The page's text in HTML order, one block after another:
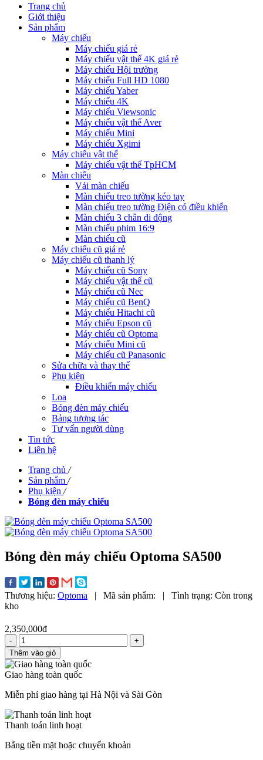
Trang chủ
Giới thiệu
Sản phẩm
Máy chiếu
Máy chiếu giá rẻ
Máy chiếu vật thể 4K giá rẻ
Máy chiếu Hội trường
Máy chiếu Full HD 1080
Máy chiếu Yaber
Máy chiếu 4K
Máy chiếu Viewsonic
Máy chiếu vật thể Aver
Máy chiếu Mini
Máy chiếu Xgimi
Máy chiếu vật thể
Máy chiếu vật thể TpHCM
Màn chiếu
Vải màn chiếu
Màn chiếu treo tường kéo tay
Màn chiếu treo tường Điện có điều khiển
Màn chiếu 3 chân di động
Màn chiếu phim 16:9
Màn chiếu cũ
Máy chiếu cũ giá rẻ
Máy chiếu cũ thanh lý
Máy chiếu cũ Sony
Máy chiếu vật thể cũ
Máy chiếu cũ Nec
Máy chiếu cũ BenQ
Máy chiếu Hitachi cũ
Máy chiếu Epson cũ
Máy chiếu cũ Optoma
Máy chiếu Mini cũ
Máy chiếu cũ Panasonic
Sửa chữa và thay thế
Phụ kiện
Điều khiển máy chiếu
Loa
Bóng đèn máy chiếu
Bảng tương tác
Tư vấn người dùng
Tin tức
Liên hệ
Trang chủ /
Sản phẩm /
Phụ kiện /
Bóng đèn máy chiếu
Bóng đèn máy chiếu Optoma SA500
Thương hiệu: Optoma | Mã sản phẩm: | Tình trạng: Còn trong
kho
2,350,000đ
-
+
Thêm vào giỏ
Giao hàng toàn quốc
Miễn phí giao hàng tại Hà Nội và Sài Gòn
Thanh toán linh hoạt
Bằng tiền mặt hoặc chuyển khoản